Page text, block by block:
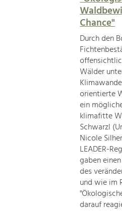
Chance"
Durch den
Wälder
orientierte
ein
klimafitte
Schwarzl
Nicole
LEADER-
gaben
des
und wie im
darauf